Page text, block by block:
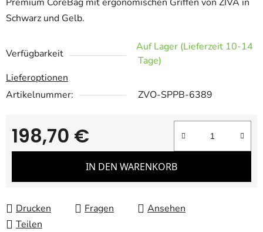
Schwarz und Gelb.
Verfügbarkeit
Auf Lager (Lieferzeit 10-14
Tage)
Lieferoptionen
Artikelnummer:
ZVO-SPPB-6389
198,70 €
Verkaufspreis:
IN DEN WARENKORB
Drucken Fragen
Ansehen
Teilen